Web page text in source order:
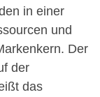
in einer
und
Der
der
das